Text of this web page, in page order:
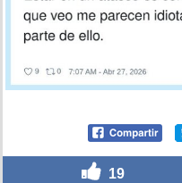
19